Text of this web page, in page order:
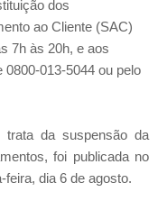
dos
ao Cliente (SAC)
7h às 20h, e aos
013-5044 ou pelo
trata da suspensão da
foi publicada no
dia 6 de agosto.